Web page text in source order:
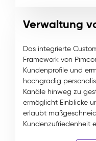
Verwaltung
Das integrierte
Framework von
Kundenprofile und
hochgradig
Kanäle hinweg zu
ermöglicht Einblicke
erlaubt
Kundenzufriedenheit